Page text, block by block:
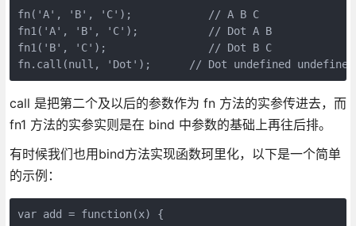
fn('A', 'B', 'C');            // A B C
fn1('A', 'B', 'C');           // Dot A B
fn1('B', 'C');                // Dot B C
fn.call(null, 'Dot');      // Dot undefined undefined
call 是把第二个及以后的参数作为 fn 方法的实参传进去，而
fn1 方法的实参实则是在 bind 中参数的基础上再往后排。
有时候我们也用bind方法实现函数珂里化，以下是一个简单
的示例：
var add = function(x) {